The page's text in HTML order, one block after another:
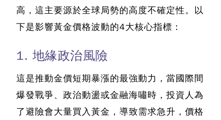
高，這主要源於全球局勢的高度不確定性。以
下是影響黃金價格波動的4大核心指標：
1. 地緣政治風險
這是推動金價短期暴漲的最強動力，當國際間
爆發戰爭、政治動盪或金融海嘯時，投資人為
了避險會大量買入黃金，導致需求急升，價格